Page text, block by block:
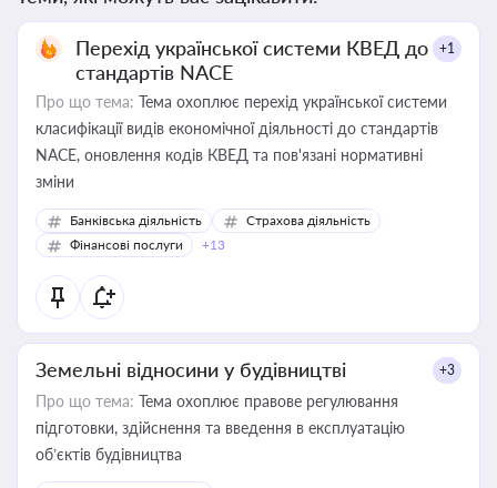
Перехід української системи КВЕД до
стандартів NACE
+1
Про що тема: Тема охоплює перехід української системи
класифікації видів економічної діяльності до стандартів
NACE, оновлення кодів КВЕД та пов'язані нормативні
зміни
Банківська діяльність
Страхова діяльність
Фінансові послуги
+13
Земельні відносини у будівництві +3
Про що тема: Тема охоплює правове регулювання
підготовки, здійснення та введення в експлуатацію
об’єктів будівництва